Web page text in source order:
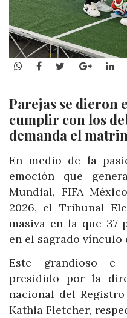
WhatsApp
Facebook
Twitter
Parejas se dieron
cumplir con los
demanda el
En medio de la
emoción que
Mundial, FIFA
2026, el Tribunal
masiva en la que 37
en el sagrado
Este grandioso e
presidido por la
nacional del
Kathia Fletcher,